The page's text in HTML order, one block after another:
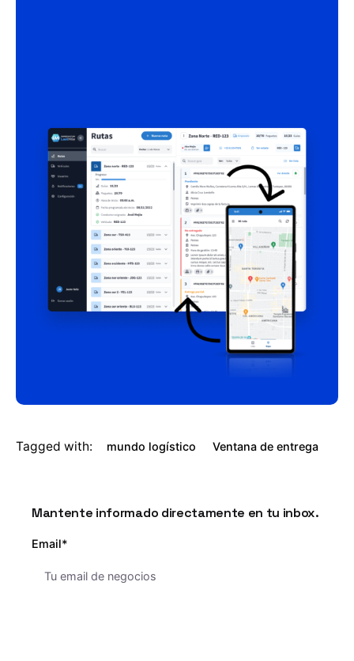
Tagged with: mundo logístico Ventana de entrega
Mantente informado directamente en tu inbox.
Email*